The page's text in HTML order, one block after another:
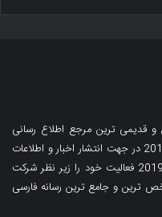
و قدیمی ترین مرجع اطلاع رسانی
فارسی زبان در قبرس فعالیت خود را از سال 2014 در جهت انتشار اخبار و اطلاعات
در حوزه های مختلف آغاز کرده و از آغاز سال 2019 فعالیت خود را زیر نظر شرکت
ترین و جامع ترین رسانه فارسی